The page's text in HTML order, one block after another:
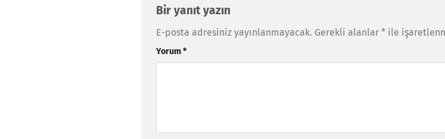
Bir yanıt yazın
E-posta adresiniz yayınlanmayacak. Gerekli alanlar * ile
Yorum*